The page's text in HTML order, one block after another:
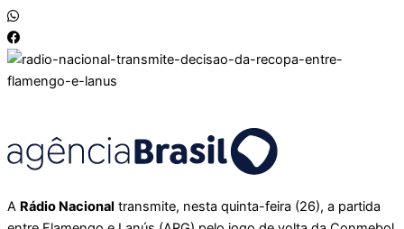
A Rádio Nacional transmite, nesta quinta-feira (26), a partida